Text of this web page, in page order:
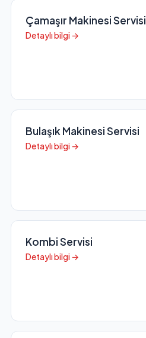
Çamaşır Makinesi Servisi
Detaylı bilgi →
Bulaşık Makinesi Servisi
Detaylı bilgi →
Kombi Servisi
Detaylı bilgi →